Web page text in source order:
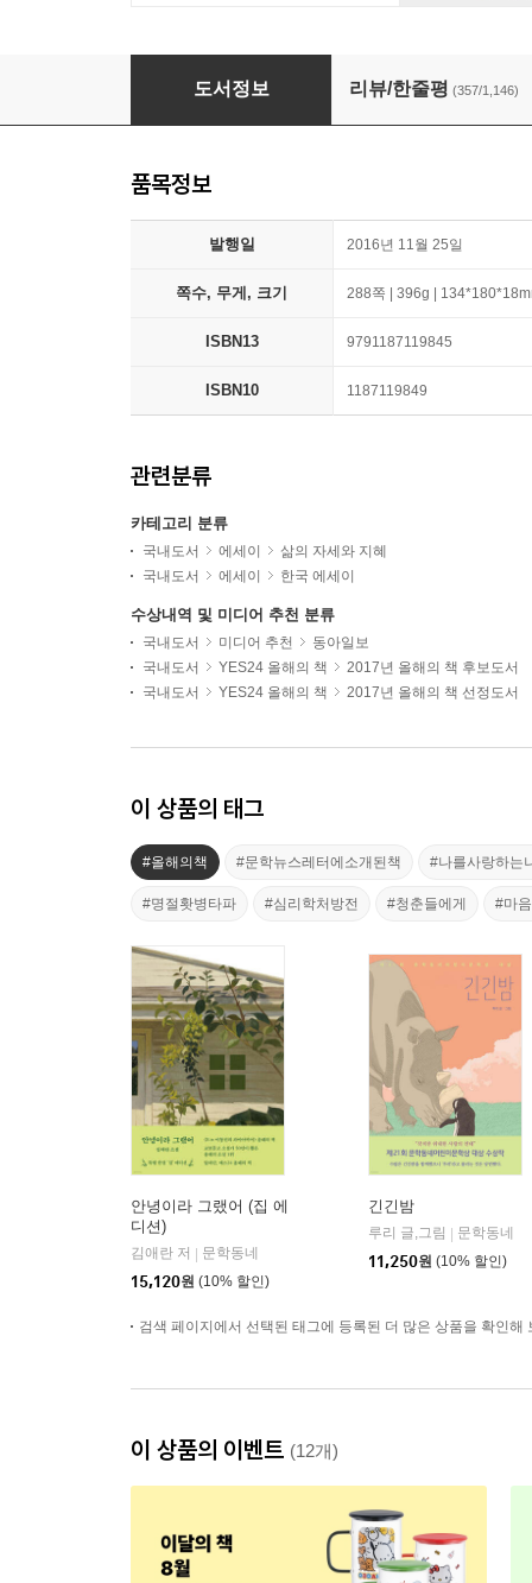
나는 나로 살기로 했다
도서정보 리뷰/한줄평 (357/1,146)
품목정보
발행일 2016년 11월 25일
쪽수, 무게, 크기 288쪽 | 396g |
ISBN13 9791187119845
ISBN10 1187119849
관련분류
카테고리 분류
국내도서 에세이
삶의 자세와 지혜
국내도서
에세이 한국 에세이
수상내역 및 미디어 추천 분류
국내도서 미디어 추천
동아일보
국내도서
YES24 올해의 책
2017년 올해의 책 후보도서
국내도서
YES24 올해의 책 2017년 올해의 책 선정도서
이 상품의 태그
#올해의책 #문학뉴스레터에소개된책 #나를사랑하는
#명절홧병타파 #심리학처방전 #청춘들에게 #마
안녕이라 그랬어 (집 에
디션)
김애란 저
문학동네
15,120원 (10% 할인)
긴긴밤
루리 글,그림
문학동네
11,250원 (10% 할인)
검색 페이지에서 선택된 태그에 등록된 더 많은 상품을 확인해
이 상품의 이벤트 (12개)